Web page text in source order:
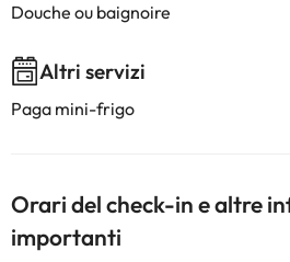
Douche ou baignoire
Altri servizi
Paga mini-frigo
Orari del check-in e altre
importanti